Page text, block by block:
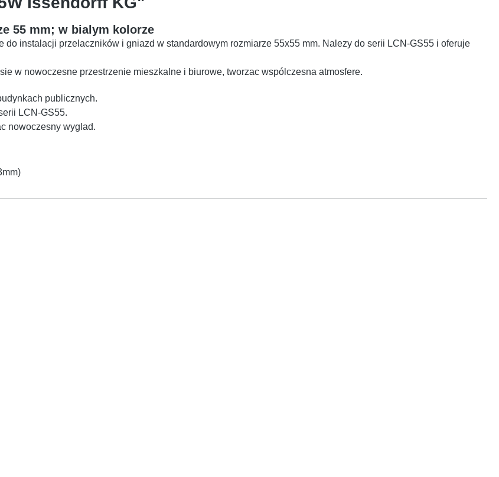
55 mm; w bialym kolorze
instalacji przelaczników i gniazd w standardowym rozmiarze 55x55 mm. Nalezy do serii LCN-GS55 i oferuje
w nowoczesne przestrzenie mieszkalne i biurowe, tworzac wspólczesna atmosfere.
publicznych.
LCN-GS55.
nowoczesny wyglad.